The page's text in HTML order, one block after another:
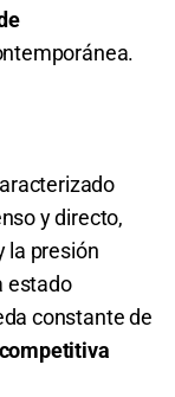
S/ 3,20
S/ 9,60
y directo,
la presión
estado
constante de